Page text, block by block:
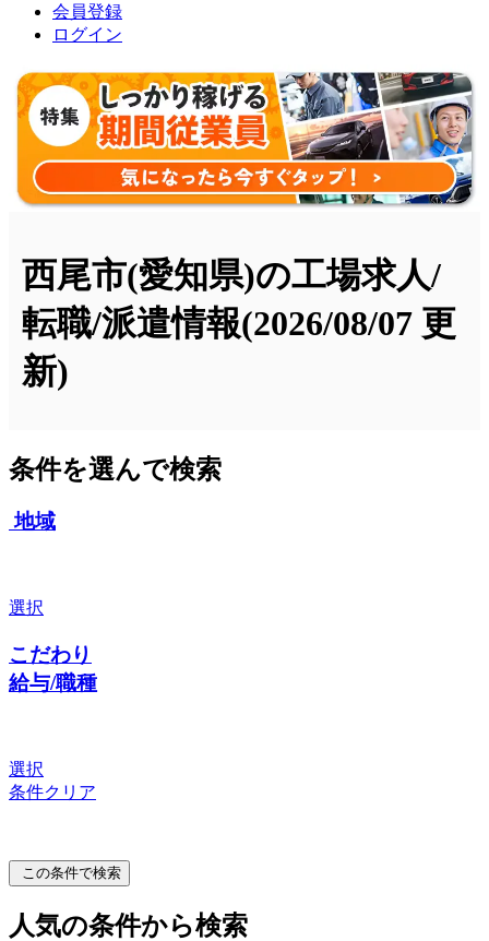
会員登録
ログイン
西尾市(愛知県)の工場求人/
転職/派遣情報(2026/08/07 更
新)
条件を選んで検索
地域
選択
こだわり
給与/職種
選択
条件クリア
この条件で検索
人気の条件から検索